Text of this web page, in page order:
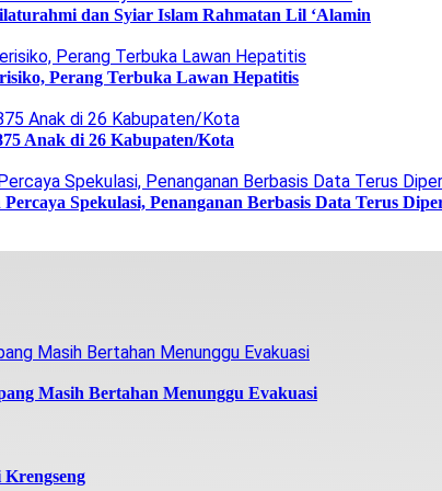
dan Syiar Islam Rahmatan Lil ‘Alamin
Perang Terbuka Lawan Hepatitis
Anak di 26 Kabupaten/Kota
Spekulasi, Penanganan Berbasis Data Terus
Masih Bertahan Menunggu Evakuasi